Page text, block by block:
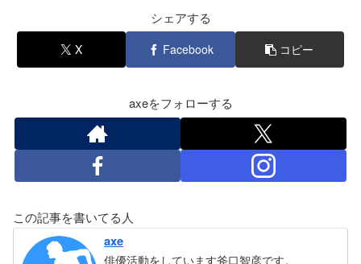
シェアする
X Facebook コピー
axeをフォローする
この記事を書いてる人
axe
俳優活動をしています斧口智彦です。